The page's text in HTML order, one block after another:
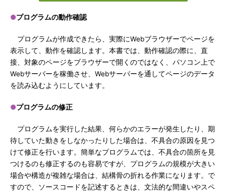
●プログラムの動作確認
プログラムが作成できたら、実際にWebブラウザーでページを
表示して、動作を確認します。本書では、動作確認の際に、直
接、対象のページをブラウザーで開くのではなく、パソコン上で
Webサーバーを稼働させ、Webサーバーを通してページのデータ
を読み込むようにしています。
●プログラムの修正
プログラムを実行した結果、何らかのエラーが発生したり、期
待していた動きをしなかったりした場合は、不具合の原因を見つ
けて修正を行います。簡単なプログラムでは、不具合の箇所を見
つけるのも修正するのも容易ですが、プログラムの規模が大きい
場合や構造が複雑な場合は、結構骨の折れる作業になります。で
すので、ソースコードを記述するときは、文法的な間違いやスペ